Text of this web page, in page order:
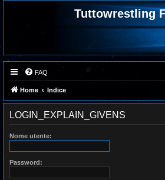
Tuttowrestling
FAQ
Home Indice
LOGIN_EXPLAIN_GIVENS
Nome utente:
Password: